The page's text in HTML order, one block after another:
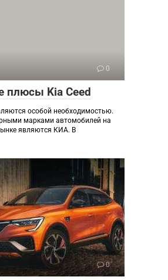
0
плюсы Kia Ceed
особой необходимостью.
марками автомобилей на
являются КИА. В
0